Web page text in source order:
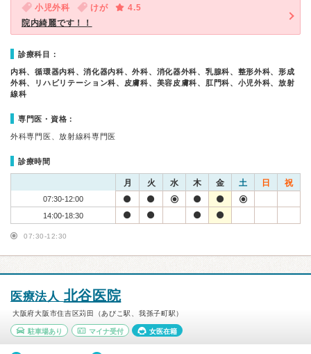
小児外科 けが
4.5
院内綺麗です！！
診療科目：
内科、循環器内科、消化器内科、外科、消化器外科、乳腺科、整形外科、形成
外科、リハビリテーション科、皮膚科、美容皮膚科、肛門科、小児外科、放射
線科
専門医・資格：
外科専門医、放射線科専門医
診療時間
月 火 水 木 金 土 日 祝
07:30-12:00
14:00-18:30
07:30-12:30
医療法人 北谷医院
大阪府大阪市住吉区苅田（あびこ駅、我孫子町駅）
駐車場あり マイナ受付 女医在籍